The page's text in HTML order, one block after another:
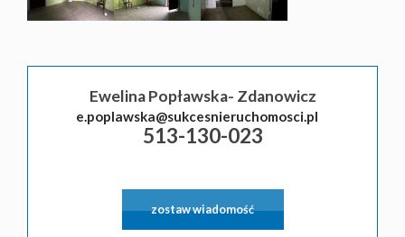
Ewelina Popławska- Zdanowicz
e.poplawska@sukcesnieruchomosci.pl
513-130-023
zostaw wiadomość